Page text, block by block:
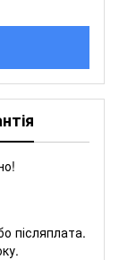
післяплата.